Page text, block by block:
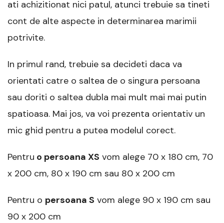
ati achizitionat nici patul, atunci trebuie sa tineti
cont de alte aspecte in determinarea marimii
potrivite.
In primul rand, trebuie sa decideti daca va
orientati catre o saltea de o singura persoana
sau doriti o saltea dubla mai mult mai mai putin
spatioasa. Mai jos, va voi prezenta orientativ un
mic ghid pentru a putea modelul corect.
Pentru o persoana XS vom alege 70 x 180 cm, 70
x 200 cm, 80 x 190 cm sau 80 x 200 cm
Pentru o persoana S vom alege 90 x 190 cm sau
90 x 200 cm